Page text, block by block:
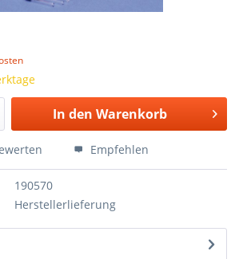
In den Warenkorb
Empfehlen
190570
Herstellerlieferung